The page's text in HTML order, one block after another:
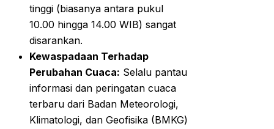
tinggi (biasanya antara pukul
10.00 hingga 14.00 WIB) sangat
disarankan.
Kewaspadaan Terhadap
Perubahan Cuaca: Selalu pantau
informasi dan peringatan cuaca
terbaru dari Badan Meteorologi,
Klimatologi, dan Geofisika (BMKG)